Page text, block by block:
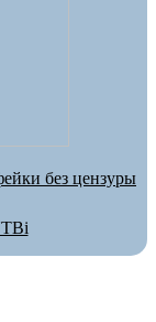
без цензуры